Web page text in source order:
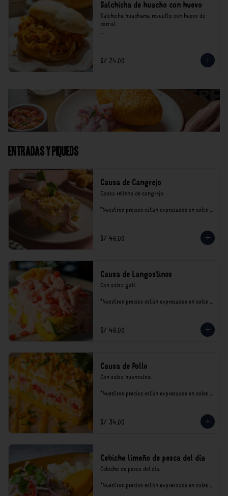
Salchicha de huacho con huevo
Salchicha huachana, revuelto con huevo de
corral.
consumo.
S/ 24.00
Entradas y Piqueos
Causa de Cangrejo
Causa rellena de cangrejo.
*Nuestros precios están expresados en soles e
S/ 46.00
Causa de Langostinos
Con salsa golf.
*Nuestros precios están expresados en soles e
S/ 46.00
Causa de Pollo
Con salsa huancaína.
*Nuestros precios están expresados en soles e
S/ 34.00
Cebiche limeño de pesca del día
Cebiche de pesca del día.
*Nuestros precios están expresados en soles e